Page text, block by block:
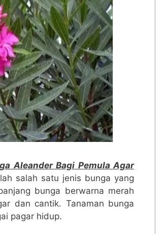
Aleander Bagi Pemula Agar
salah satu jenis bunga yang
bunga berwarna merah
dan cantik. Tanaman bunga
pagar hidup.